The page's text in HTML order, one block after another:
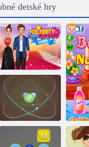
detské hry
Slávny pár na
červenom
koberci